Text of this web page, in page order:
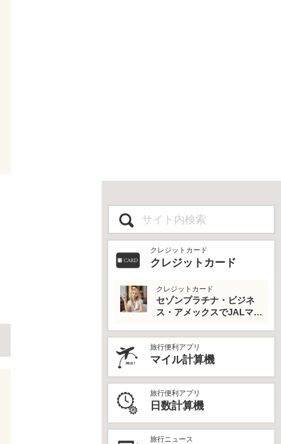
クレジットカード
クレジットカード
クレジットカード
セゾンプラチナ・ビジネ
ス・アメックスでJALマイ
を最大活用！
旅行便利アプリ
マイル計算機
旅行便利アプリ
日数計算機
旅行ニュース